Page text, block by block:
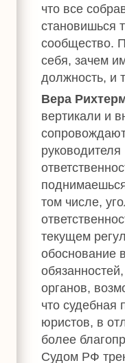
что все
становишься
сообщество.
себя, зачем
должность, и
Вера
вертикали и
руководителя
том числе,
текущем
обоснование
органов,
что судебная
юристов, в
более
Судом РФ